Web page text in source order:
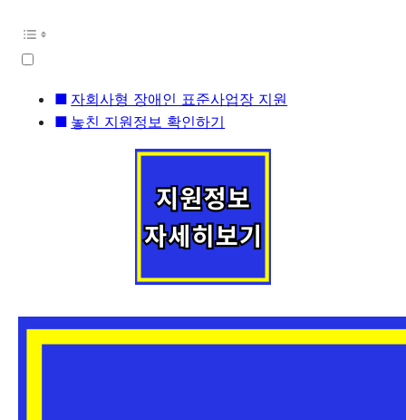
자회사형 장애인 표준사업장 지원
놓친 지원정보 확인하기